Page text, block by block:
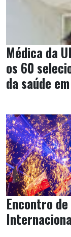
Médica da
os 60
da saúde
Encontro